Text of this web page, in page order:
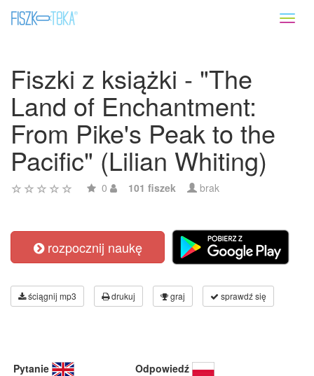
Fiszki z książki - "The
Land of Enchantment:
From Pike's Peak to the
Pacific" (Lilian Whiting)
0 101 fiszek brak
rozpocznij naukę
ściągnij mp3 drukuj graj sprawdź się
Pytanie Odpowiedź